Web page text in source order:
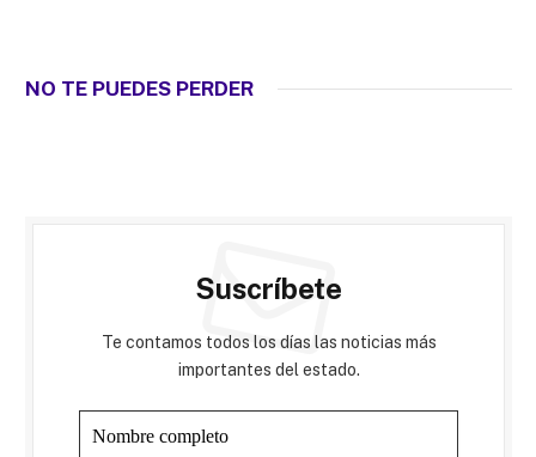
NO TE PUEDES PERDER
Suscríbete
Te contamos todos los días las noticias más
importantes del estado.